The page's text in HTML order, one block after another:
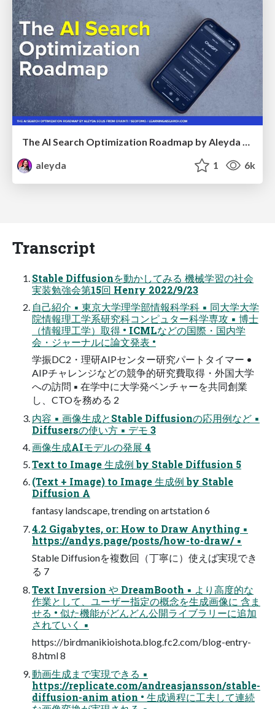
aleyda
1 6k
Transcript
Stable Diffusionを動かしてみる 機械学習の社会
実装勉強会第15回 Henry 2022/9/23
自己紹介 ▪ 東京大学理学部情報科学科 ▪ 同大学大学
院情報理工学系研究科コンピュター科学専攻 ▪ 博士
（情報理工学）取得 • ICMLなどの国際・国内学
会・ジャーナルに論文発表 •
学振DC2・理研AIPセンター研究パートタイマー •
AIPチャレンジなどの競争的研究費取得・外国大学
への訪問 ▪ 在学中に大学発ベンチャーを共同創業
し、CTOを務める 2
内容 ▪ 画像生成とStable Diffusionの応用例など ▪
Diffusersの使い方 ▪ デモ 3
画像生成AIモデルの発展 4
Text to Image 生成例 by Stable Diffusion 5
(Text + Image) to Image 生成例 by Stable
Diffusion A
fantasy landscape, trending on artstation 6
4.2 Gigabytes, or: How to Draw Anything ▪
https://andys.page/posts/how-to-draw/ ▪
Stable Diffusionを複数回（丁寧に）使えば実現でき
る 7
Text Inversion や DreamBooth ▪ より高度的な
作業として、ユーザー指定の概念を生成画像に 含ま
せる • 似た機能がどんどん公開ライブラリーに追加
されていく ▪
https://birdmanikioishota.blog.fc2.com/blog-entry-
8.html 8
動画生成まで実現できる ▪
https://replicate.com/andreasjansson/stable-
diffusion-anim ation • 生成過程に工夫して連続